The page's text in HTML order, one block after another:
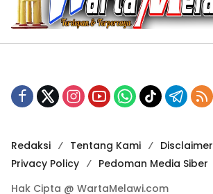
Redaksi Tentang Kami
Disclaimer
Privacy Policy
Pedoman Media Siber
Hak Cipta @ WartaMelawi.com